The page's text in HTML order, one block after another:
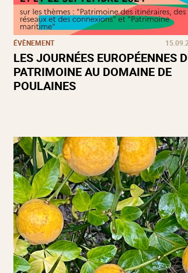
ÉVÈNEMENT
LES JOURNÉES EUROPÉENNES
PATRIMOINE AU DOMAINE DE
POULAINES